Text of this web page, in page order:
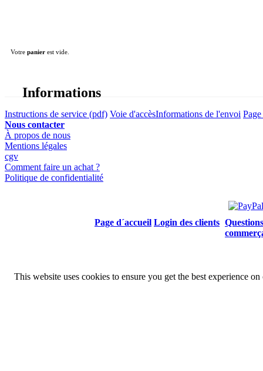
Votre panier est vide.
Informations
Instructions de service (pdf) Voie d'accèsInformations de l'envoi
Nous contacter
À propos de nous
Mentions légales
cgv
Comment faire un achat ?
Politique de confidentialité
Page d´accueil Login des clients
This website uses cookies to ensure you get the best experience